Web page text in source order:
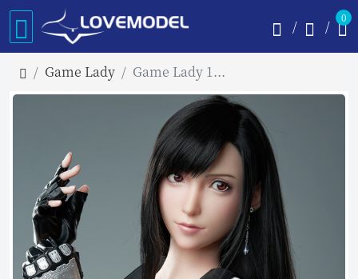
0
Game Lady Game Lady 167cm Dカップ No.3 Tifaラブドール リアル ドール